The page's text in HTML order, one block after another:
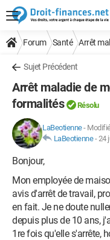
Forum Santé Arrêt
Sujet Précédent
Arrêt maladie de
formalités
Résolu
LaBeotienne-
LaBeotienne-24
Bonjour,
Mon employée de
avis d'arrêt de travail,
en fait. Je ne doute
depuis plus de 10 ans,
1re fois qu'elle s'arrête,